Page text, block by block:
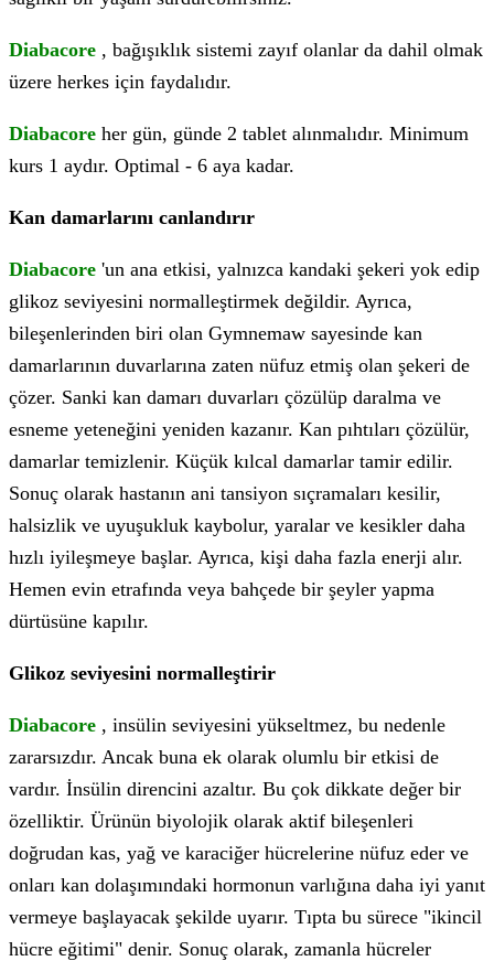
Diabacore , bağışıklık sistemi zayıf olanlar da dahil olmak
üzere herkes için faydalıdır.
Diabacore her gün, günde 2 tablet alınmalıdır. Minimum
kurs 1 aydır. Optimal - 6 aya kadar.
Kan damarlarını canlandırır
Diabacore 'un ana etkisi, yalnızca kandaki şekeri yok edip
glikoz seviyesini normalleştirmek değildir. Ayrıca,
bileşenlerinden biri olan Gymnemaw sayesinde kan
damarlarının duvarlarına zaten nüfuz etmiş olan şekeri de
çözer. Sanki kan damarı duvarları çözülüp daralma ve
esneme yeteneğini yeniden kazanır. Kan pıhtıları çözülür,
damarlar temizlenir. Küçük kılcal damarlar tamir edilir.
Sonuç olarak hastanın ani tansiyon sıçramaları kesilir,
halsizlik ve uyuşukluk kaybolur, yaralar ve kesikler daha
hızlı iyileşmeye başlar. Ayrıca, kişi daha fazla enerji alır.
Hemen evin etrafında veya bahçede bir şeyler yapma
dürtüsüne kapılır.
Glikoz seviyesini normalleştirir
Diabacore , insülin seviyesini yükseltmez, bu nedenle
zararsızdır. Ancak buna ek olarak olumlu bir etkisi de
vardır. İnsülin direncini azaltır. Bu çok dikkate değer bir
özelliktir. Ürünün biyolojik olarak aktif bileşenleri
doğrudan kas, yağ ve karaciğer hücrelerine nüfuz eder ve
onları kan dolaşımındaki hormonun varlığına daha iyi yanıt
vermeye başlayacak şekilde uyarır. Tıpta bu sürece "ikincil
hücre eğitimi" denir. Sonuç olarak, zamanla hücreler